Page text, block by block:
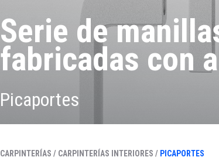
Serie de
fabricadas con
Picaportes
CARPINTERÍAS / CARPINTERÍAS INTERIORES / PICAPORTES